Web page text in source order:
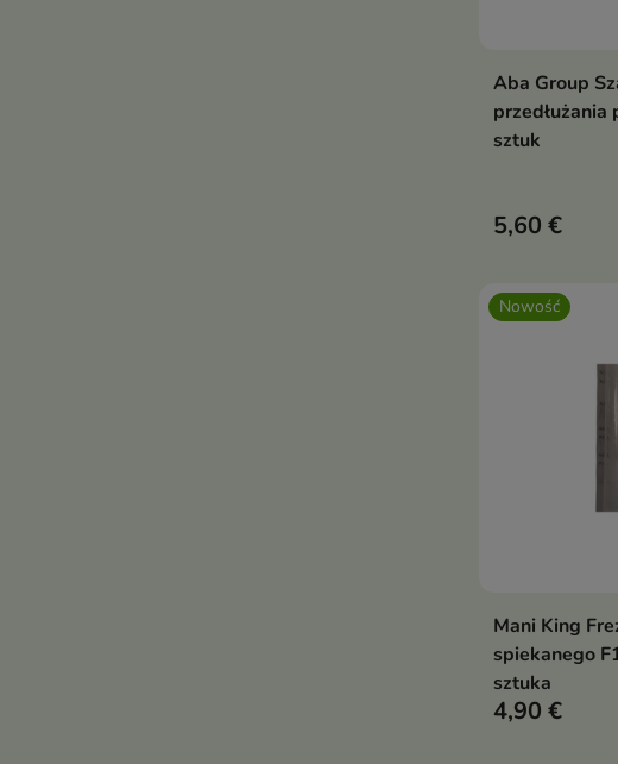

Aba Group
przedłużania
sztuk
5,60 €
Nowość

Mani King
spiekanego
sztuka
4,90 €